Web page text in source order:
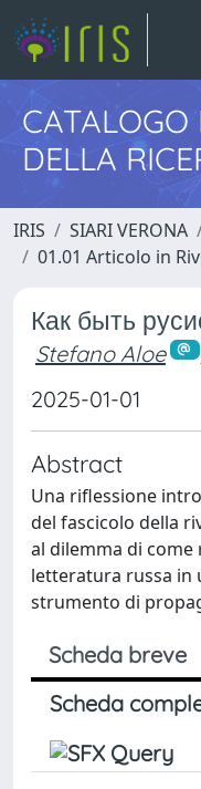
CATALOGO
DELLA
IRIS SIARI VERONA
01.01 Articolo in
Как быть
Stefano Aloe
2025-01-01
Abstract
Una riflessione
del fascicolo della
al dilemma di
letteratura russa in
strumento di
Scheda breve
Scheda